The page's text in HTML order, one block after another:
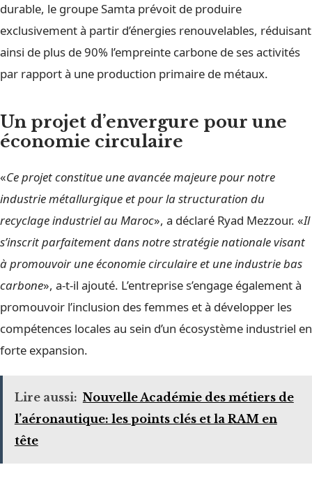
durable, le groupe Samta prévoit de produire
exclusivement à partir d’énergies renouvelables, réduisant
ainsi de plus de 90% l’empreinte carbone de ses activités
par rapport à une production primaire de métaux.
Un projet d’envergure pour une
économie circulaire
«Ce projet constitue une avancée majeure pour notre
industrie métallurgique et pour la structuration du
recyclage industriel au Maroc», a déclaré Ryad Mezzour. «Il
s’inscrit parfaitement dans notre stratégie nationale visant
à promouvoir une économie circulaire et une industrie bas
carbone», a-t-il ajouté. L’entreprise s’engage également à
promouvoir l’inclusion des femmes et à développer les
compétences locales au sein d’un écosystème industriel en
forte expansion.
Lire aussi: Nouvelle Académie des métiers de
l’aéronautique: les points clés et la RAM en
tête